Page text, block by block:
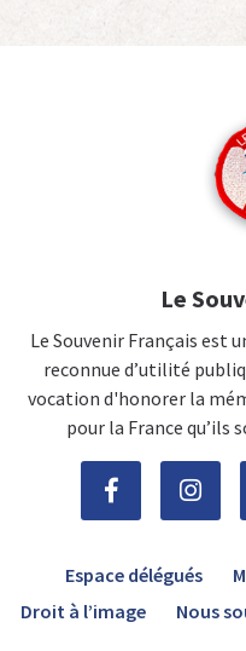
Le
Le Souvenir Français est
reconnue d’utilité
vocation d'honorer la
pour la France qu’ils
Espace délégués
Droit à l’image
Nous